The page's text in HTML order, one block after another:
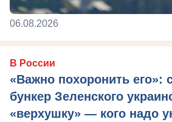
06.08.2026
В России
«Важно похоронить его»:
бункер Зеленского
«верхушку» — кого надо